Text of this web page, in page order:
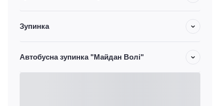
Зупинка
Автобусна зупинка "Майдан Волі"